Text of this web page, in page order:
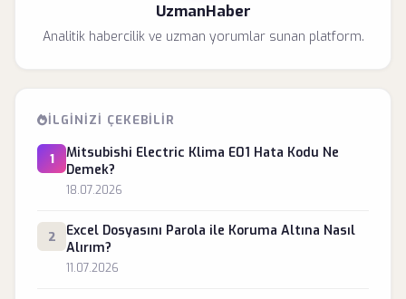
UzmanHaber
Analitik habercilik ve uzman yorumlar sunan platform.
İLGINIZI ÇEKEBILIR
1
Mitsubishi Electric Klima E01 Hata Kodu Ne
Demek?
18.07.2026
2
Excel Dosyasını Parola ile Koruma Altına Nasıl
Alırım?
11.07.2026